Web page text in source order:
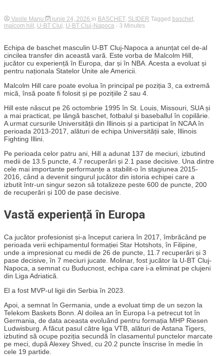
Vasile Manu iunie 24, 2026 in BASCHET, SLIDER Tagged baschet,
malcom hill U-BT Cluj U-BT Cluj-Napoca - 3 Minutes
Echipa de baschet masculin U-BT Cluj-Napoca a anunțat cel de-al
cincilea transfer din această vară. Este vorba de Malcolm Hill,
jucător cu experiență în Europa, dar și în NBA. Acesta a evoluat și
pentru naționala Statelor Unite ale Americii.
Malcolm Hill care poate evolua în principal pe poziția 3, ca extremă
mică, însă poate fi folosit și pe pozițiile 2 sau 4.
Hill este născut pe 26 octombrie 1995 în St. Louis, Missouri, SUA și
a mai practicat, pe lângă baschet, fotbalul și baseballul în copilărie.
A urmat cursurile Universității din Illinois și a participat în NCAA în
perioada 2013-2017, alături de echipa Universității sale, Illinois
Fighting Illini.
Pe perioada celor patru ani, Hill a adunat 137 de meciuri, izbutind
medii de 13.5 puncte, 4.7 recuperări și 2.1 pase decisive. Una dintre
cele mai importante performanțe a stabilit-o în stagiunea 2015-
2016, când a devenit singurul jucător din istoria echipei care a
izbutit într-un singur sezon să totalizeze peste 600 de puncte, 200
de recuperări și 100 de pase decisive.
Vastă experiență în Europa
Ca jucător profesionist și-a început cariera în 2017, îmbrăcând pe
perioada verii echipamentul formației Star Hotshots, în Filipine,
unde a impresionat cu medii de 26 de puncte, 11.7 recuperări și 3
pase decisive, în 7 meciuri jucate. Molinar, fost jucător la U-BT Cluj-
Napoca, a semnat cu Buducnost, echipa care i-a eliminat pe clujeni
din Liga Adriatică.
El a fost MVP-ul ligii din Serbia în 2023.
Apoi, a semnat în Germania, unde a evoluat timp de un sezon la
Telekom Baskets Bonn. Al doilea an în Europa l-a petrecut tot în
Germania, de data aceasta evoluând pentru formația MHP Riesen
Ludwisburg. A făcut pasul către liga VTB, alături de Astana Tigers,
izbutind să ocupe poziția secundă în clasamentul punctelor marcate
pe meci, după Alexey Shved, cu 20.2 puncte înscrise în medie în
cele 19 partide.